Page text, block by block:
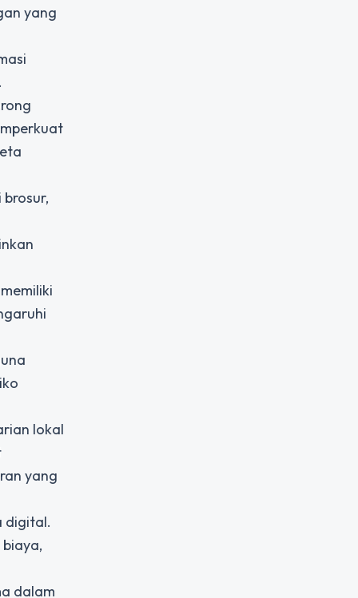
yang
lokal
yang
digital.
dalam